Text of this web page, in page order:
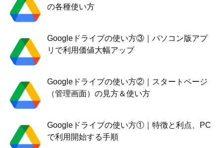
の各種使い方
Googleドライブの使い方③｜パソコン版アプ
リで利用価値大幅アップ
Googleドライブの使い方②｜スタートページ
（管理画面）の見方＆使い方
Googleドライブの使い方①｜特徴と利点、PC
で利用開始する手順